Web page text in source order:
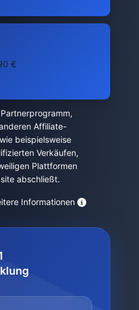
€
Affiliate-
beispielsweise
Verkäufen,
Plattformen
abschließt.
Informationen